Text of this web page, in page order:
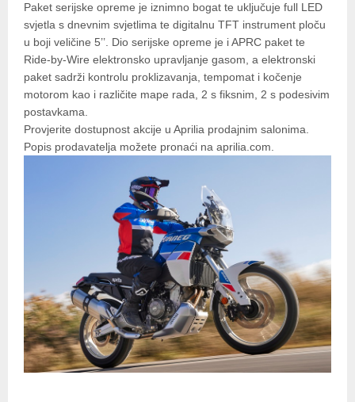
Paket serijske opreme je iznimno bogat te uključuje full LED
svjetla s dnevnim svjetlima te digitalnu TFT instrument ploču
u boji veličine 5’’. Dio serijske opreme je i APRC paket te
Ride-by-Wire elektronsko upravljanje gasom, a elektronski
paket sadrži kontrolu proklizavanja, tempomat i kočenje
motorom kao i različite mape rada, 2 s fiksnim, 2 s podesivim
postavkama.
Provjerite dostupnost akcije u Aprilia prodajnim salonima.
Popis prodavatelja možete pronaći na aprilia.com.